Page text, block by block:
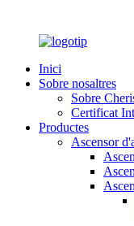
Inici
Sobre nosaltres
Sobre
Certificat
Productes
Ascensor